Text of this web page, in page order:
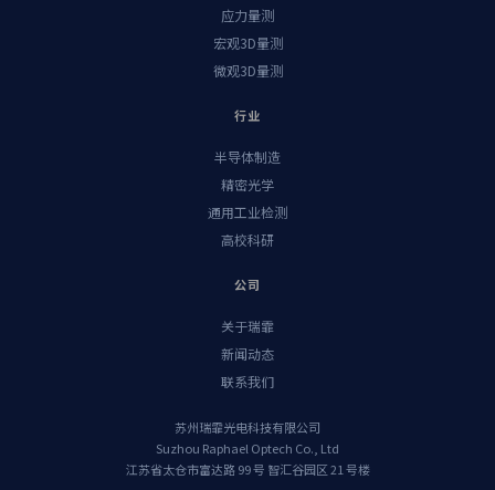
苏州瑞霏光电科技有限公司
Suzhou Raphael Optech Co., Ltd
江苏省太仓市富达路 99 号 智汇谷园区 21 号楼
应力量测
宏观3D量测
微观3D量测
行业
半导体制造
精密光学
通用工业检测
高校科研
公司
关于瑞霏
新闻动态
联系我们